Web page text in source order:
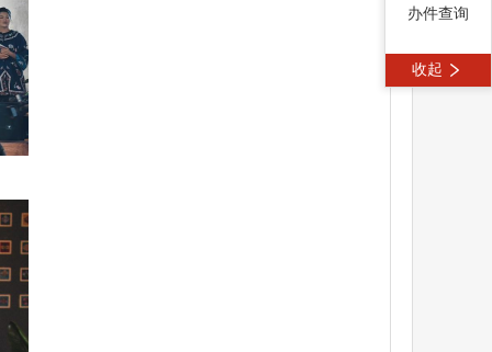
办件查询
收起